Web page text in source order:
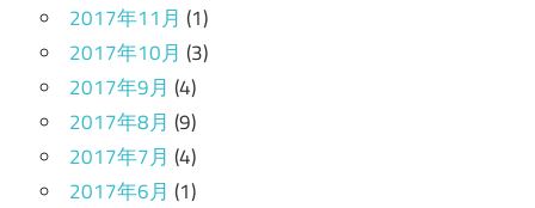
2017年11月 (1)
2017年10月 (3)
2017年9月 (4)
2017年8月 (9)
2017年7月 (4)
2017年6月 (1)